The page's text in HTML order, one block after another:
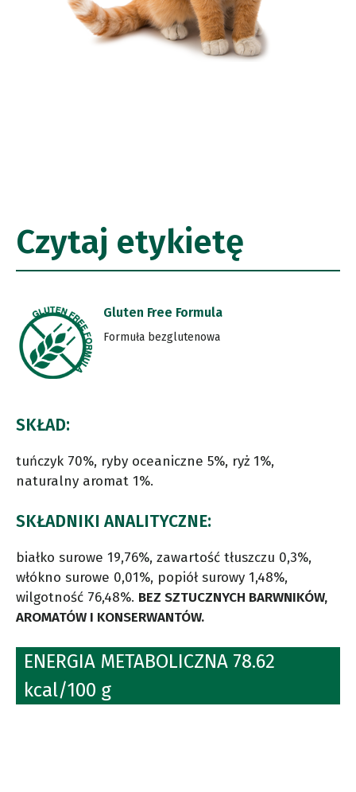
Czytaj etykietę
Gluten Free Formula
Formuła bezglutenowa
SKŁAD:
tuńczyk 70%, ryby oceaniczne 5%, ryż 1%,
naturalny aromat 1%.
SKŁADNIKI ANALITYCZNE:
białko surowe 19,76%, zawartość tłuszczu 0,3%,
włókno surowe 0,01%, popiół surowy 1,48%,
wilgotność 76,48%. BEZ SZTUCZNYCH BARWNIKÓW,
AROMATÓW I KONSERWANTÓW.
ENERGIA METABOLICZNA 78.62
kcal/100 g